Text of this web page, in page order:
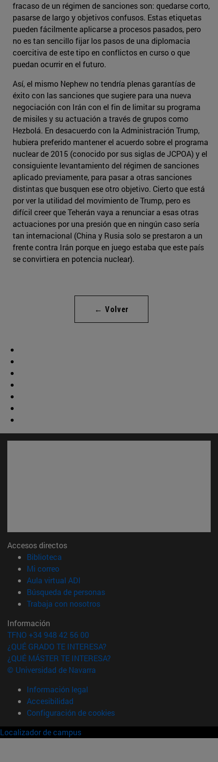
fracaso de un régimen de sanciones son: quedarse corto,
pasarse de largo y objetivos confusos. Estas etiquetas
pueden fácilmente aplicarse a procesos pasados, pero
no es tan sencillo fijar los pasos de una diplomacia
coercitiva de este tipo en conflictos en curso o que
puedan ocurrir en el futuro.
Así, el mismo Nephew no tendría plenas garantías de
éxito con las sanciones que sugiere para una nueva
negociación con Irán con el fin de limitar su programa
de misiles y su actuación a través de grupos como
Hezbolá. En desacuerdo con la Administración Trump,
hubiera preferido mantener el acuerdo sobre el programa
nuclear de 2015 (conocido por sus siglas de JCPOA) y el
consiguiente levantamiento del régimen de sanciones
aplicado previamente, para pasar a otras sanciones
distintas que busquen ese otro objetivo. Cierto que está
por ver la utilidad del movimiento de Trump, pero es
difícil creer que Teherán vaya a renunciar a esas otras
actuaciones por una presión que en ningún caso sería
tan internacional (China y Rusia solo se prestaron a un
frente contra Irán porque en juego estaba que este país
se convirtiera en potencia nuclear).
← Volver
Accesos directos
Biblioteca
Mi correo(abre en nueva ventana)
Aula virtual ADI
Búsqueda de personas(abre en nueva ventana)
Trabaja con nosotros(abre en nueva ventana)
Información
TFNO +34 948 42 56 00
¿QUÉ GRADO TE INTERESA?
¿QUÉ MÁSTER TE INTERESA?
© Universidad de Navarra
Información legal
Accesibilidad
Configuración de cookies
Localizador de campus